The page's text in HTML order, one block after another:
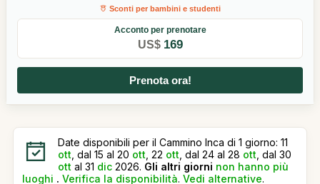
Sconti per bambini e studenti
Acconto per prenotare
US$ 169
Prenota ora!
Date disponibili per il Cammino Inca di 1 giorno: 11
ott , dal 15 al 20 ott , 22 ott , dal 24 al 28 ott , dal 30
ott al 31 dic 2026. Gli altri giorni non hanno più
luoghi . Verifica la disponibilità. Vedi alternative.